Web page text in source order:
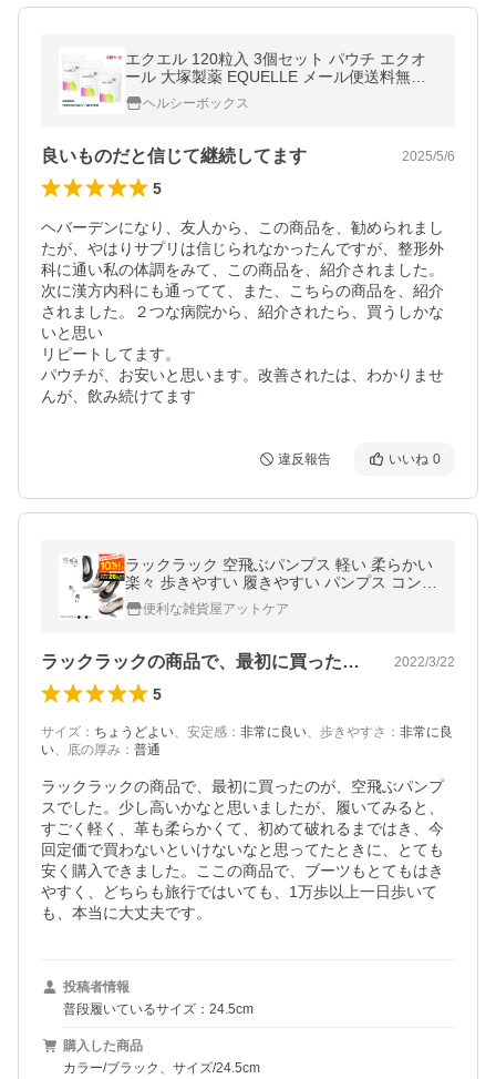
エクエル 120粒入 3個セット パウチ エクオ
ール 大塚製薬 EQUELLE メール便送料無料
代引き不可 3袋 爆買
ヘルシーボックス
良いものだと信じて継続してます 2025/5/6
5
ヘバーデンになり、友人から、この商品を、勧められまし
たが、やはりサプリは信じられなかったんですが、整形外
科に通い私の体調をみて、この商品を、紹介されました。
次に漢方内科にも通ってて、また、こちらの商品を、紹介
されました。２つな病院から、紹介されたら、買うしかな
いと思い
リピートしてます。
パウチが、お安いと思います。改善されたは、わかりませ
んが、飲み続けてます
違反報告 いいね 0
ラックラック 空飛ぶパンプス 軽い 柔らかい
楽々 歩きやすい 履きやすい パンプス コンフ
ォート レディース ウォーキング 裸足感覚 ギ
フト便利な雑貨屋アットケア
ラックラックの商品で、最初に買ったのが… 2022/3/22
5
サイズ ： ちょうどよい、 安定感 ： 非常に良い、 歩きやすさ ： 非常に良
い、 底の厚み ： 普通
ラックラックの商品で、最初に買ったのが、空飛ぶパンプ
スでした。少し高いかなと思いましたが、履いてみると、
すごく軽く、革も柔らかくて、初めて破れるまではき、今
回定価で買わないといけないなと思ってたときに、とても
安く購入できました。ここの商品で、ブーツもとてもはき
やすく、どちらも旅行ではいても、1万歩以上一日歩いて
も、本当に大丈夫です。
投稿者情報
普段履いているサイズ：24.5cm
購入した商品
カラー/ブラック、サイズ/24.5cm